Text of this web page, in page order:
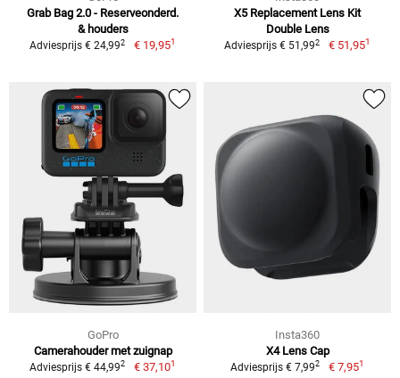
Grab Bag 2.0 - Reserveonderd.
& houders
Adviesprijs € 24,992 € 19,951
X5 Replacement Lens Kit
Double Lens
Adviesprijs € 51,992 € 51,951
GoPro
Camerahouder met zuignap
Adviesprijs € 44,992 € 37,101
Insta360
X4 Lens Cap
Adviesprijs € 7,992 € 7,951